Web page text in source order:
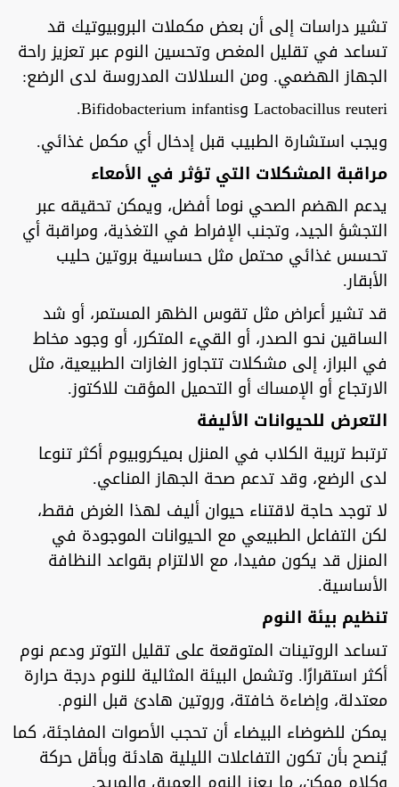
تشير دراسات إلى أن بعض مكملات البروبيوتيك قد
تساعد في تقليل المغص وتحسين النوم عبر تعزيز راحة
الجهاز الهضمي. ومن السلالات المدروسة لدى الرضع:
Lactobacillus reuteri وBifidobacterium infantis.
ويجب استشارة الطبيب قبل إدخال أي مكمل غذائي.
مراقبة المشكلات التي تؤثر في الأمعاء
يدعم الهضم الصحي نوما أفضل، ويمكن تحقيقه عبر
التجشؤ الجيد، وتجنب الإفراط في التغذية، ومراقبة أي
تحسس غذائي محتمل مثل حساسية بروتين حليب
الأبقار.
قد تشير أعراض مثل تقوس الظهر المستمر، أو شد
الساقين نحو الصدر، أو القيء المتكرر، أو وجود مخاط
في البراز، إلى مشكلات تتجاوز الغازات الطبيعية، مثل
الارتجاع أو الإمساك أو التحميل المؤقت للاكتوز.
التعرض للحيوانات الأليفة
ترتبط تربية الكلاب في المنزل بميكروبيوم أكثر تنوعا
لدى الرضع، وقد تدعم صحة الجهاز المناعي.
لا توجد حاجة لاقتناء حيوان أليف لهذا الغرض فقط،
لكن التفاعل الطبيعي مع الحيوانات الموجودة في
المنزل قد يكون مفيدا، مع الالتزام بقواعد النظافة
الأساسية.
تنظيم بيئة النوم
تساعد الروتينات المتوقعة على تقليل التوتر ودعم نوم
أكثر استقرارًا. وتشمل البيئة المثالية للنوم درجة حرارة
معتدلة، وإضاءة خافتة، وروتين هادئ قبل النوم.
يمكن للضوضاء البيضاء أن تحجب الأصوات المفاجئة، كما
يُنصح بأن تكون التفاعلات الليلية هادئة وبأقل حركة